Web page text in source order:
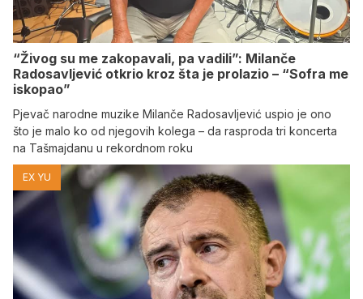
“Živog su me zakopavali, pa vadili”: Milanče
Radosavljević otkrio kroz šta je prolazio – “Sofra me
iskopao”
Pjevač narodne muzike Milanče Radosavljević uspio je ono
što je malo ko od njegovih kolega – da rasproda tri koncerta
na Tašmajdanu u rekordnom roku
EX YU